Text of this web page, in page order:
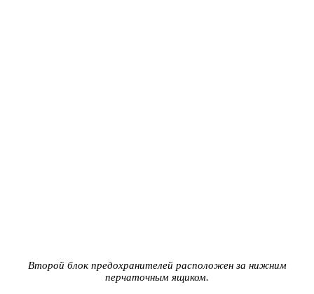
Второй блок предохранителей расположен за нижним
перчаточным ящиком.